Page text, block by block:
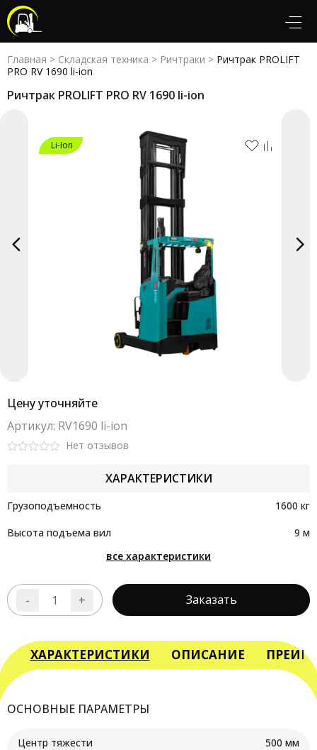
Главная > Складская техника > Ричтраки > Ричтрак PROLIFT
PRO RV 1690 li-ion
Ричтрак PROLIFT PRO RV 1690 li-ion
Li-Ion
Li-Ion
Li-Ion
Li-Ion
Li-Ion
Li-Ion
Li-Ion
Li-Ion
Li-Ion
Li-Ion
Li-Ion
Цену уточняйте
Aртикул: RV1690 li-ion
5
Нет отзывов
ХАРАКТЕРИСТИКИ
Грузоподъемность
1600 кг
Высота подъема вил
9 м
все характеристики
-
Количество
Ричтрак
PROLIFT
PRO
li-
+ Заказать
ХАРАКТЕРИСТИКИ ОПИСАНИЕ
ОСНОВНЫЕ ПАРАМЕТРЫ
Центр тяжести 500 мм